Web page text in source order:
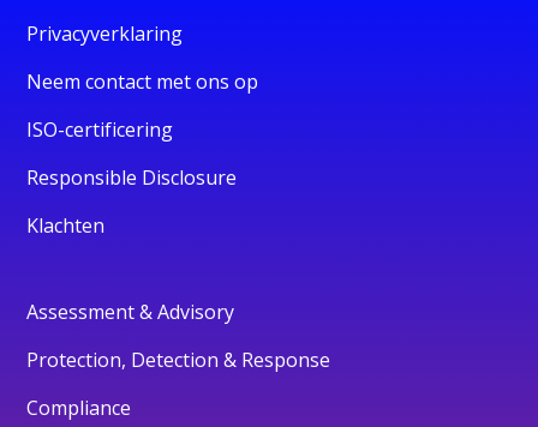
Privacyverklaring
Neem contact met ons op
ISO-certificering
Responsible Disclosure
Klachten
Assessment & Advisory
Protection, Detection & Response
Compliance